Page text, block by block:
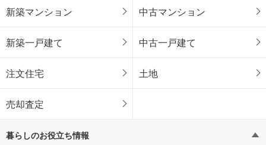
新築マンション 中古マンション
新築一戸建て 中古一戸建て
注文住宅 土地
売却査定
暮らしのお役立ち情報